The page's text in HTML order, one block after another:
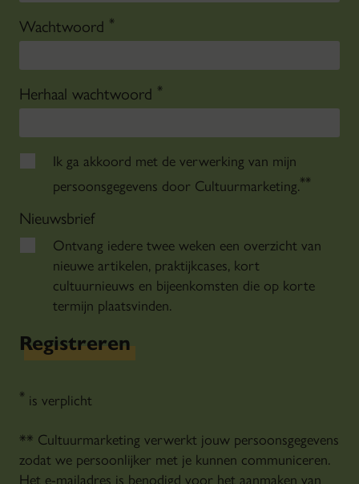
Wachtwoord *
Herhaal wachtwoord *
Ik ga akkoord met de verwerking van mijn
persoonsgegevens door Cultuurmarketing.**
Nieuwsbrief
Ontvang iedere twee weken een overzicht van
nieuwe artikelen, praktijkcases, kort
cultuurnieuws en bijeenkomsten die op korte
termijn plaatsvinden.
Registreren
* is verplicht
** Cultuurmarketing verwerkt jouw persoonsgegevens
zodat we persoonlijker met je kunnen communiceren.
Het e-mailadres is benodigd voor het aanmaken van